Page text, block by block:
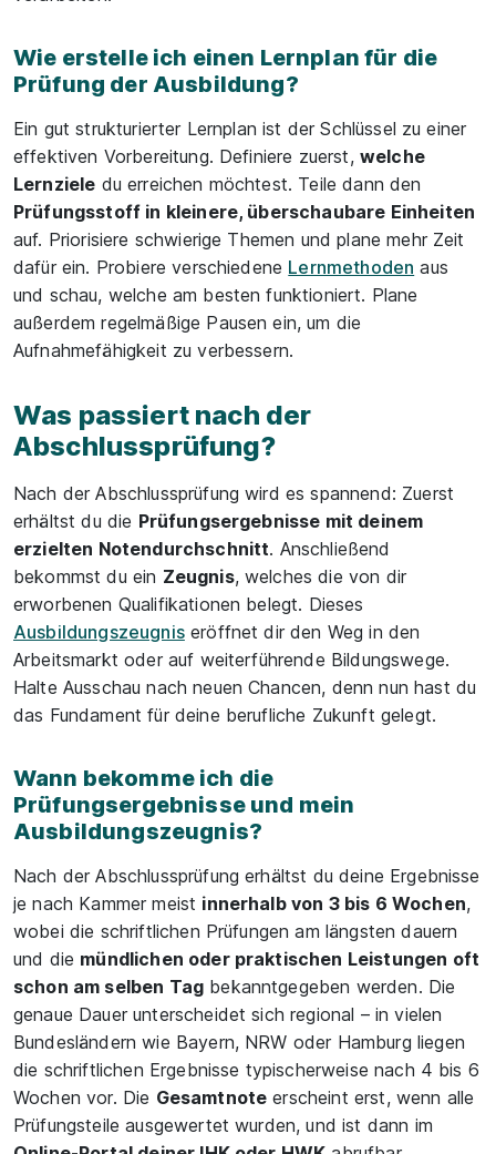
Wie erstelle ich einen Lernplan für die
Prüfung der Ausbildung?
Ein gut strukturierter Lernplan ist der Schlüssel zu einer
effektiven Vorbereitung. Definiere zuerst, welche
Lernziele du erreichen möchtest. Teile dann den
Prüfungsstoff in kleinere, überschaubare Einheiten
auf. Priorisiere schwierige Themen und plane mehr Zeit
dafür ein. Probiere verschiedene Lernmethoden aus
und schau, welche am besten funktioniert. Plane
außerdem regelmäßige Pausen ein, um die
Aufnahmefähigkeit zu verbessern.
Was passiert nach der
Abschlussprüfung?
Nach der Abschlussprüfung wird es spannend: Zuerst
erhältst du die Prüfungsergebnisse mit deinem
erzielten Notendurchschnitt. Anschließend
bekommst du ein Zeugnis, welches die von dir
erworbenen Qualifikationen belegt. Dieses
Ausbildungszeugniseröffnet dir den Weg in den
Arbeitsmarkt oder auf weiterführende Bildungswege.
Halte Ausschau nach neuen Chancen, denn nun hast du
das Fundament für deine berufliche Zukunft gelegt.
Wann bekomme ich die
Prüfungsergebnisse und mein
Ausbildungszeugnis?
Nach der Abschlussprüfung erhältst du deine Ergebnisse
je nach Kammer meist innerhalb von 3 bis 6 Wochen,
wobei die schriftlichen Prüfungen am längsten dauern
und die mündlichen oder praktischen Leistungen oft
schon am selben Tag bekanntgegeben werden. Die
genaue Dauer unterscheidet sich regional – in vielen
Bundesländern wie Bayern, NRW oder Hamburg liegen
die schriftlichen Ergebnisse typischerweise nach 4 bis 6
Wochen vor. Die Gesamtnote erscheint erst, wenn alle
Prüfungsteile ausgewertet wurden, und ist dann im